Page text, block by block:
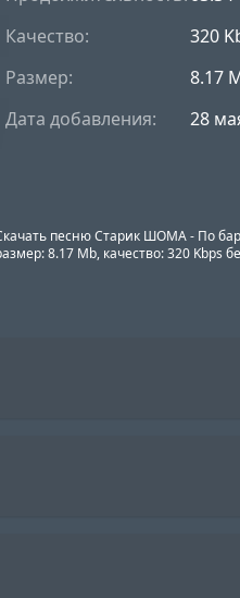
Качество:
320
Размер:
8.17
Дата добавления:
28
песню Старик ШОМА - По
8.17 Mb, качество: 320 Kbps